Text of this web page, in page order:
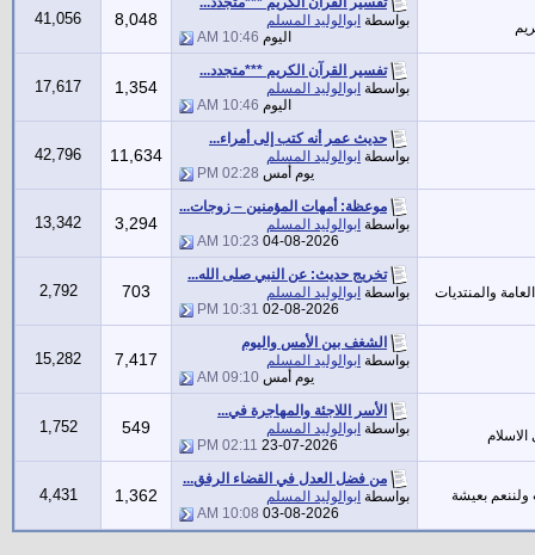
بواسطة ابوالوليد المسلم
اليوم 10:46 AM
8,048
41,056
تفسير القرآن الكريم ***متجدد...
بواسطة ابوالوليد المسلم
اليوم 10:46 AM
1,354
17,617
حديث عمر أنه كتب إلى أمراء...
بواسطة ابوالوليد المسلم
يوم أمس 02:28 PM
11,634
42,796
موعظة: أمهات المؤمنين – زوجات...
بواسطة ابوالوليد المسلم
04-08-2026
10:23 AM
3,294
13,342
والمنتديات
تخريج حديث: عن النبي صلى الله...
بواسطة ابوالوليد المسلم
02-08-2026
10:31 PM
703
2,792
الشغف بين الأمس واليوم
بواسطة ابوالوليد المسلم
يوم أمس 09:10 AM
7,417
15,282
الأسر اللاجئة والمهاجرة في...
بواسطة ابوالوليد المسلم
23-07-2026
02:11 PM
549
1,752
ولننعم بعيشة
من فضل العدل في القضاء الرفق...
بواسطة ابوالوليد المسلم
03-08-2026
10:08 AM
1,362
4,431